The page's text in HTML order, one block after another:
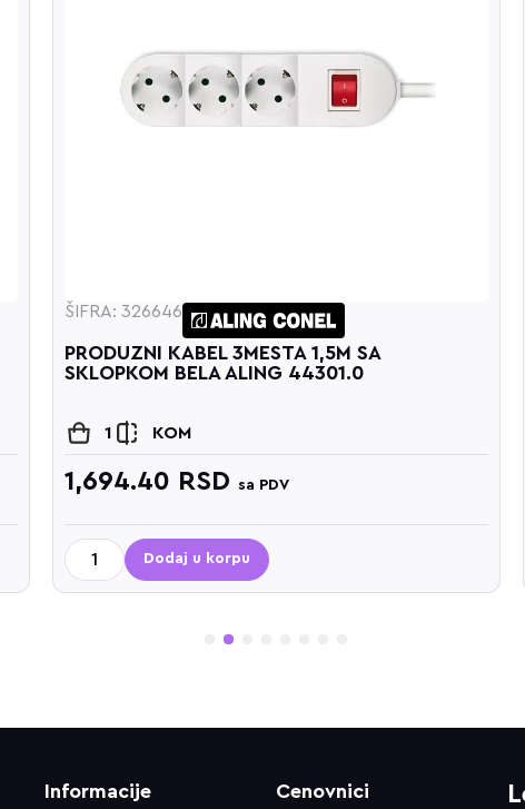
ŠIFRA: 326646
PRODUZNI KABEL 3MESTA 1,5M SA
SKLOPKOM BELA ALING 44301.0
1 KOM
1,694.40 RSD sa PDV
Dodaj u korpu
5
Informacije Cenovnici